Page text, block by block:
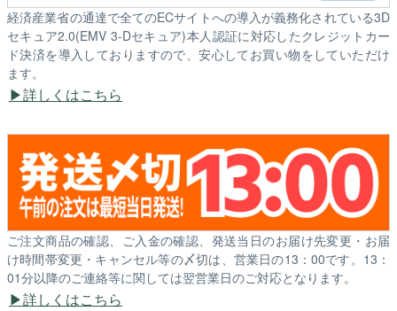
経済産業省の通達で全てのECサイトへの導入が義務化されている3D
セキュア2.0(EMV 3-Dセキュア)本人認証に対応したクレジットカー
ド決済を導入しておりますので、安心してお買い物をしていただけ
ます。
詳しくはこちら
ご注文商品の確認、ご入金の確認、発送当日のお届け先変更・お届
け時間帯変更・キャンセル等の〆切は、営業日の13：00です。13：
01分以降のご連絡等に関しては翌営業日のご対応となります。
詳しくはこちら